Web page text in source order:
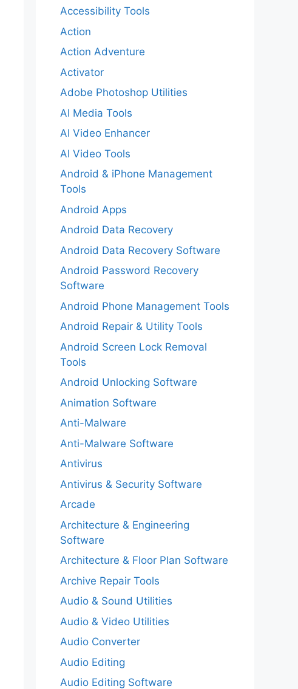
Accessibility Tools
Action
Action Adventure
Activator
Adobe Photoshop Utilities
AI Media Tools
AI Video Enhancer
AI Video Tools
Android & iPhone Management
Tools
Android Apps
Android Data Recovery
Android Data Recovery Software
Android Password Recovery
Software
Android Phone Management Tools
Android Repair & Utility Tools
Android Screen Lock Removal
Tools
Android Unlocking Software
Animation Software
Anti-Malware
Anti-Malware Software
Antivirus
Antivirus & Security Software
Arcade
Architecture & Engineering
Software
Architecture & Floor Plan Software
Archive Repair Tools
Audio & Sound Utilities
Audio & Video Utilities
Audio Converter
Audio Editing
Audio Editing Software